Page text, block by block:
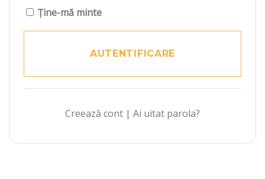
Ține-mă minte
Creează cont | Ai uitat parola?